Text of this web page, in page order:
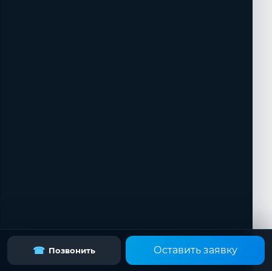
☎ Позвонить Оставить заявку